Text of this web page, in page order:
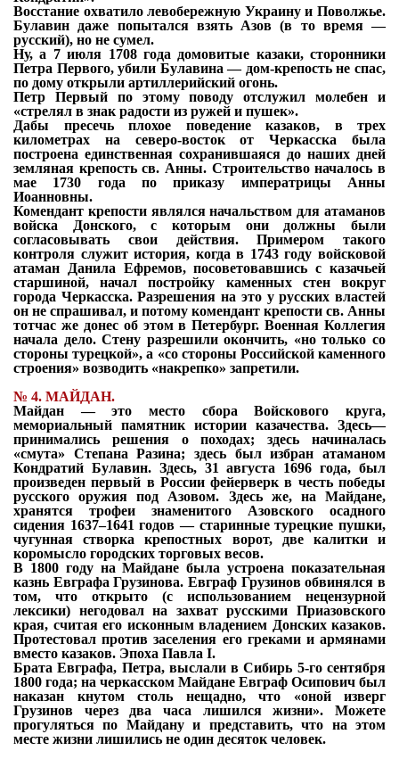
Восстание охватило левобережную Украину и Поволжье.
Булавин даже попытался взять Азов (в то время —
русский), но не сумел.
Ну, а 7 июля 1708 года домовитые казаки, сторонники
Петра Первого, убили Булавина — дом-крепость не спас,
по дому открыли артиллерийский огонь.
Петр Первый по этому поводу отслужил молебен и
«стрелял в знак радости из ружей и пушек».
Дабы пресечь плохое поведение казаков, в трех
километрах на северо-восток от Черкасска была
построена единственная сохранившаяся до наших дней
земляная крепостьсв. Анны. Строительство началось в
мае 1730 года по приказу императрицы Анны
Иоанновны.
Комендант крепости являлся начальством для атаманов
войска Донского, с которым они должны были
согласовывать свои действия. Примером такого
контроля служит история, когда в 1743 году войсковой
атаман Данила Ефремов, посоветовавшись с казачьей
старшиной, начал постройку каменных стен вокруг
города Черкасска. Разрешения на это у русских властей
он не спрашивал, и потому комендант крепости св. Анны
тотчас же донес об этом в Петербург. Военная Коллегия
начала дело. Стену разрешили окончить, «но только со
стороны турецкой», а «со стороны Российской каменного
строения» возводить «накрепко» запретили.
№ 4. МАЙДАН.
Майдан — это место сбора Войскового круга,
мемориальный памятник истории казачества. Здесь—
принимались решения о походах; здесь начиналась
«смута» СтепанаРазина; здесь был избран атаманом
Кондратий Булавин. Здесь, 31 августа 1696 года, был
произведен первый в России фейерверк в честь победы
русского оружия под Азовом. Здесь же, на Майдане,
хранятся трофеи знаменитого Азовского осадного
сидения 1637–1641 годов — старинные турецкие пушки,
чугунная створка крепостных ворот, две калитки и
коромысло городских торговых весов.
В 1800 году на Майдане была устроена показательная
казнь Евграфа Грузинова. Евграф Грузинов обвинялся в
том, что открыто (с использованием нецензурной
лексики) негодовал на захват русскими Приазовского
края, считая его исконным владением Донских казаков.
Протестовал против заселения его греками и армянами
вместо казаков. Эпоха Павла I.
Брата Евграфа, Петра, выслали в Сибирь 5-го сентября
1800 года; на черкасском Майдане Евграф Осипович был
наказан кнутом столь нещадно, что «оной изверг
Грузинов через два часа лишился жизни». Можете
прогуляться по Майдану и представить, что на этом
месте жизни лишились не один десяток человек.